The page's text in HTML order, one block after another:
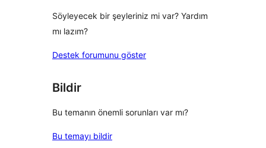
Söyleyecek bir şeyleriniz mi var? Yardım
mı lazım?
Destek forumunu göster
Bildir
Bu temanın önemli sorunları var mı?
Bu temayı bildir